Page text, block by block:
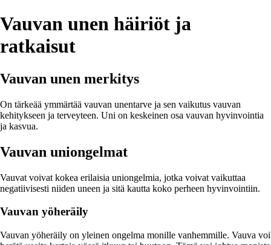
Vauvan unen häiriöt ja
ratkaisut
Vauvan unen merkitys
On tärkeää ymmärtää vauvan unentarve ja sen vaikutus vauvan
kehitykseen ja terveyteen. Uni on keskeinen osa vauvan hyvinvointia
ja kasvua.
Vauvan uniongelmat
Vauvat voivat kokea erilaisia uniongelmia, jotka voivat vaikuttaa
negatiivisesti niiden uneen ja sitä kautta koko perheen hyvinvointiin.
Vauvan yöheräily
Vauvan yöheräily on yleinen ongelma monille vanhemmille. Vauva voi